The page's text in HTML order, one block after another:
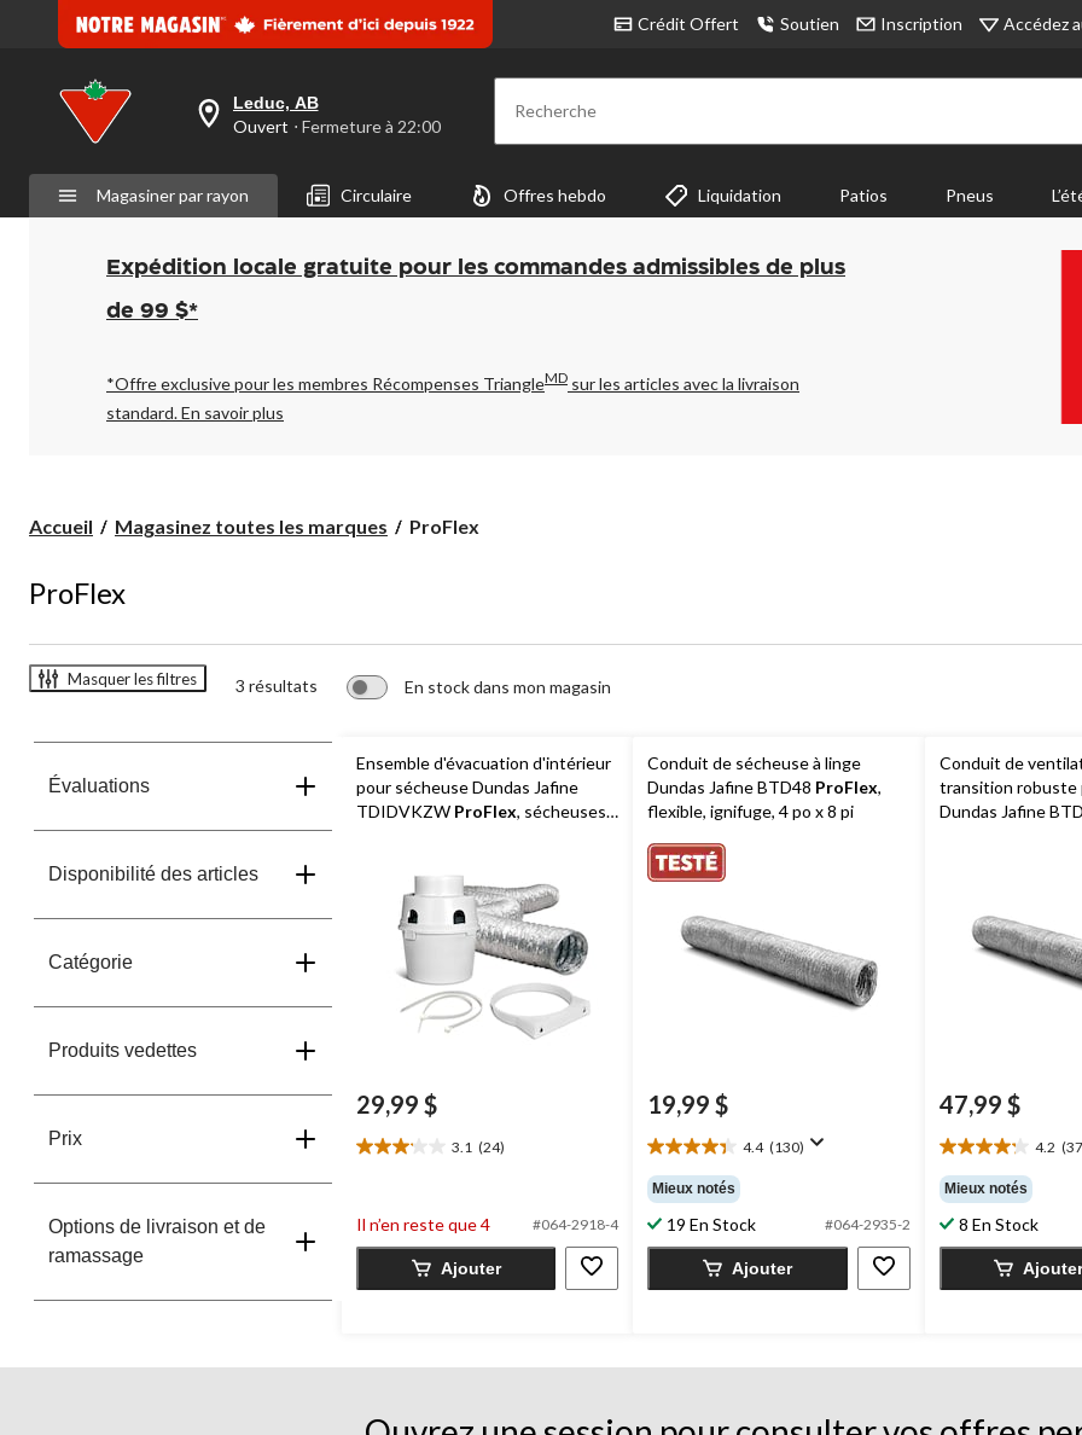
Crédit Offert Soutien Inscription Accédez
votre
est
Leduc,
AB,
Ouvert,
Fermeture
à
pour
changer
Leduc, AB
Ouvert ⋅ Fermeture à 22:00 Recherche
Magasiner par rayon Circulaire Offres hebdo Liquidation Patios Pneus
Expédition locale gratuite pour les commandes admissibles de plus
de 99 $*
*Offre exclusive pour les membres Récompenses TriangleMD sur les articles avec la livraison
standard.En savoir plus
Accueil Magasinez toutes les marques ProFlex
ProFlex
ProFlex
Masquer les filtres 3 résultats En stock dans mon magasin
Évaluations
Disponibilité des articles
Catégorie
Produits vedettes
Prix
Options de livraison et de
ramassage
Ensemble d'évacuation d'intérieur
pour sécheuse Dundas Jafine
TDIDVKZW ProFlex, sécheuses
29,99 $
3.1 (24)
3.1
5.
24
évaluations
Il n’en reste que 4 #064-2918-4
Ajouter
Conduit de sécheuse à linge
Dundas Jafine BTD48 ProFlex,
flexible, ignifuge, 4 po x 8 pi
19,99 $
4.4 (130)
4.4
étoile(s)
sur
5.
130
évaluations
Mieux notés
19 En Stock #064-2935-2
Ajouter
Conduit de
transition robuste
Dundas Jafine
47,99 $
4.2
4.2
étoile(s)
sur
5.
37
évaluations
Mieux notés
8 En Stock